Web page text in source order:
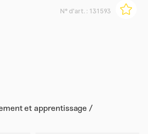
N° d'art. : 131593
et apprentissage /